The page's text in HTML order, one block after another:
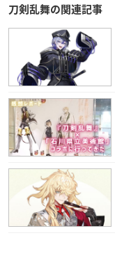
刀剣乱舞の関連記事